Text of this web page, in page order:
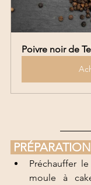
Poivre noir de
PRÉPARATION
Préchauffer
moule à